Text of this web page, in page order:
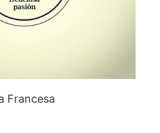
Francesa